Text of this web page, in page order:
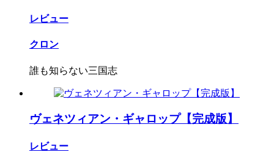
レビュー
クロン
誰も知らない三国志
ヴェネツィアン・ギャロップ【完成版】
レビュー